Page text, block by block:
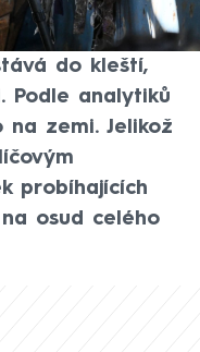
ukrajinského
doněcké
do kleští,
Podle analytiků
na zemi. Jelikož
probíhajících
osud celého